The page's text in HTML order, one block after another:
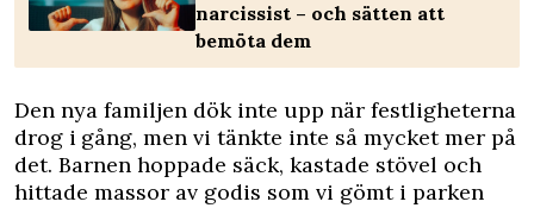
narcissist – och sätten att
bemöta dem
Den nya familjen dök inte upp när festligheterna
drog i gång, men vi tänkte inte så mycket mer på
det. Barnen hoppade säck, kastade stövel och
hittade massor av godis som vi gömt i parken